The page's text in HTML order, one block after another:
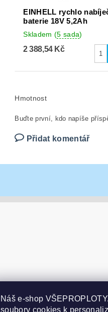
EINHELL rychlo
baterie 18V 5,2Ah
Skladem (5 sada)
2 388,54 Kč
Hmotnost
Buďte první, kdo napíše
Přidat komentář
Náš e-shop
soubory cookies k